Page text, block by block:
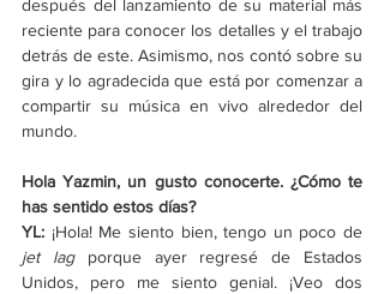
después del lanzamiento de su material más
reciente para conocer los detalles y el trabajo
detrás de este. Asimismo, nos contó sobre su
gira y lo agradecida que está por comenzar a
compartir su música en vivo alrededor del
mundo.
Hola Yazmin, un gusto conocerte. ¿Cómo te
has sentido estos días?
YL:
jet lag porque ayer regresé de Estados
Unidos, pero me siento genial. ¡Veo dos